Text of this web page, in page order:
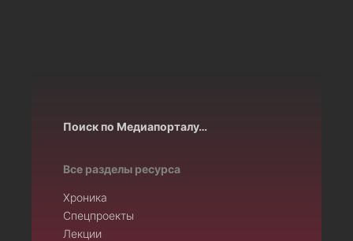
Поиск по Медиапорталу…
Все разделы ресурса
Хроника
Спецпроекты
Лекции